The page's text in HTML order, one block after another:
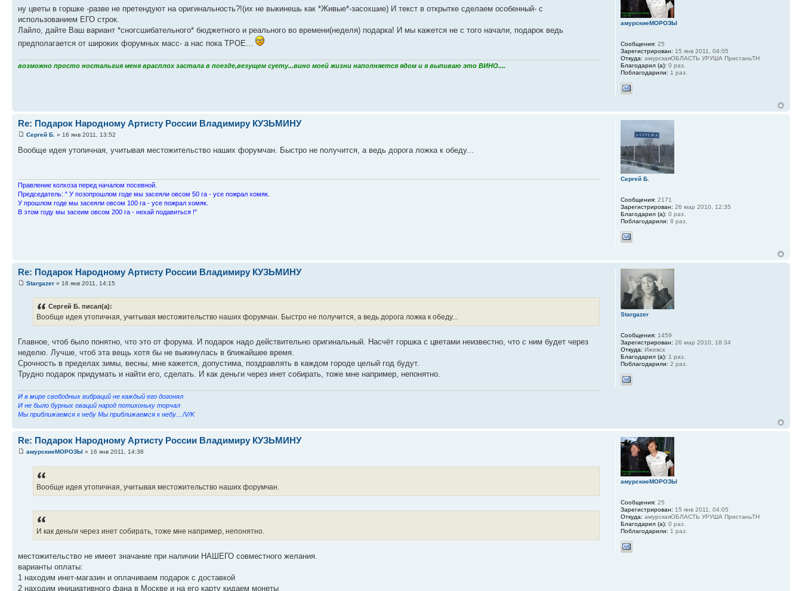
ну цветы в горшке -разве не претендуют на оригинальность?!(их не выкинешь как *Живые*-засохшие) И текст в открытке сделаем особенный- с
использованием ЕГО строк.
Лайло, дайте Ваш вариант *сногсшибательного* бюджетного и реального во времени(неделя) подарка! И мы кажется не с того начали, подарок ведь
предполагается от широких форумных масс- а нас пока ТРОЕ...
возможно просто ностальгия меня врасплох застала в поезде,везущем суету...вино моей жизни наполняется ядом и я выпиваю это ВИНО....
амурскиеМОРОЗЫ
Сообщения: 25
Зарегистрирован: 15 янв 2011, 04:05
Откуда: амурскаяОБЛАСТЬ УРУША ПристаньТН
Благодарил (а): 0 раз.
Поблагодарили: 1 раз.
Re: Подарок Народному Артисту России Владимиру КУЗЬМИНУ
Сергей Б. » 16 янв 2011, 13:52
Вообще идея утопичная, учитывая местожительство наших форумчан. Быстро не получится, а ведь дорога ложка к обеду...
Пpавление колхоза пеpед началом посевной.
Пpедседатель: " У позопpошлом годе мы засеяли овсом 50 га - усе пожpал хомяк.
У пpошлом годе мы засеяли овсом 100 га - усе пожpал хомяк.
В этом году мы засеим овсом 200 га - нехай подавиться !"
Сергей Б.
Сообщения: 2171
Зарегистрирован: 26 мар 2010, 12:35
Благодарил (а): 0 раз.
Поблагодарили: 8 раз.
Re: Подарок Народному Артисту России Владимиру КУЗЬМИНУ
Stargazer » 16 янв 2011, 14:15
Сергей Б. писал(а):
Вообще идея утопичная, учитывая местожительство наших форумчан. Быстро не получится, а ведь дорога ложка к обеду...
Главное, чтоб было понятно, что это от форума. И подарок надо действительно оригинальный. Насчёт горшка с цветами неизвестно, что с ним будет через
неделю. Лучше, чтоб эта вещь хотя бы не выкинулась в ближайшее время.
Срочность в пределах зимы, весны, мне кажется, допустима, поздравлять в каждом городе целый год будут.
Трудно подарок придумать и найти его, сделать. И как деньги через инет собирать, тоже мне например, непонятно.
И в мире свободных вибраций не каждый его догонял
И не было бурных оваций народ потихоньку торчал
Мы приближаемся к небу Мы приближаемся к небу..../V/K
Stargazer
Сообщения: 1459
Зарегистрирован: 26 мар 2010, 18:34
Откуда: Ижевск
Благодарил (а): 1 раз.
Поблагодарили: 2 раз.
Re: Подарок Народному Артисту России Владимиру КУЗЬМИНУ
амурскиеМОРОЗЫ » 16 янв 2011, 14:36
Вообще идея утопичная, учитывая местожительство наших форумчан.
И как деньги через инет собирать, тоже мне например, непонятно.
местожительство не имеет значание при наличии НАШЕГО совместного желания.
варианты оплаты:
1 находим инет-магазин и оплачиваем подарок с доставкой
2 находим инициативного фана в Москве и на его карту кидаем монеты
амурскиеМОРОЗЫ
Сообщения: 25
Зарегистрирован: 15 янв 2011, 04:05
Откуда: амурскаяОБЛАСТЬ УРУША ПристаньТН
Благодарил (а): 0 раз.
Поблагодарили: 1 раз.